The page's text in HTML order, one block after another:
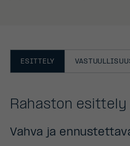
ESITTELY
Rahaston esittely
Vahva ja